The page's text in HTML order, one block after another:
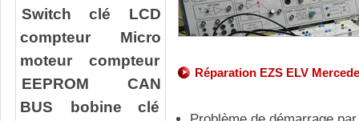
Switch clé
LCD
compteur
Micro
moteur compteur
EEPROM
CAN
BUS
bobine clé
Réparation EZS ELV